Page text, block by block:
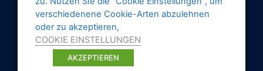
verschiedenene Cookie-Arten abzulehnen
oder zu akzeptieren,
COOKIE EINSTELLUNGEN
AKZEPTIEREN